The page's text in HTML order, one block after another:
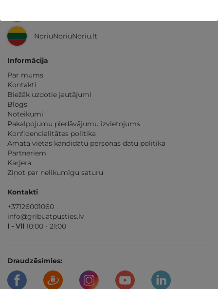
NoriuNoriuNoriu.lt
Informācija
Par mums
Kontakti
Biežāk uzdotie jautājumi
Blogs
Noteikumi
Pakalpojumu piedāvājumu izvietojums
Konfidencialitātes politika
Amata vietas kandidātu personas datu politika
Partneriem
Karjera
Ziņot par nelikumīgu saturu
Kontakti
+37126001060
info@gribuatpusties.lv
I - VII 10:00 - 21:00
Draudzēsimies: